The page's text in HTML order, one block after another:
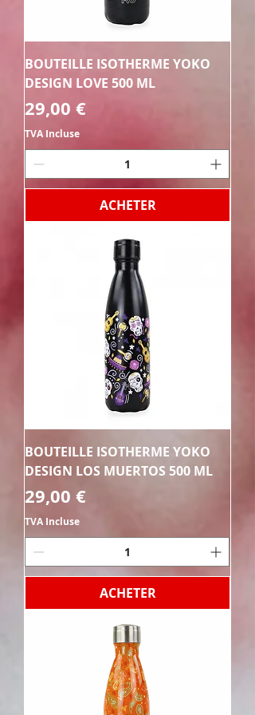
BOUTEILLE ISOTHERME YOKO
DESIGN LOVE 500 ML
Prix
29,00 €
TVA Incluse
ACHETER
BOUTEILLE ISOTHERME YOKO
DESIGN LOS MUERTOS 500 ML
Prix
29,00 €
TVA Incluse
ACHETER